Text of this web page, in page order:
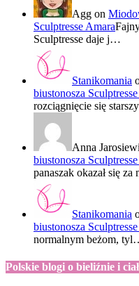
Agg on
Sculptresse Amara
Sculptresse daje j…
Stanikomania
biustonosza
rozciągnięcie się
Anna
biustonosza
panaszak okazał się za
Stanikomania
biustonosza
normalnym beżom,
Polskie blogi o bieliźnie i